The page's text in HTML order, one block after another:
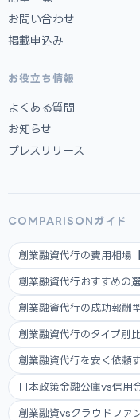
お問い合わせ
掲載申込み
お役立ち情報
よくある質問
お知らせ
プレスリリース
COMPARISONガイド
創業融資代行の費用相場
創業融資代行おすすめの
創業融資代行の成功報酬
創業融資代行のタイプ別
創業融資代行を安く依頼
日本政策金融公庫vs信用
創業融資vsクラウドファ